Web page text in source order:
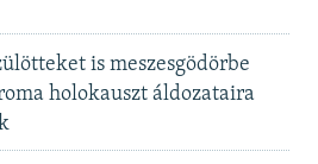
is meszesgödörbe
holokauszt áldozataira